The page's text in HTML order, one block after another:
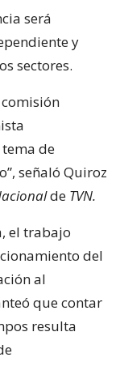
será
y
sectores.
de
señaló Quiroz
de TVN.
el trabajo
del
al
que contar
resulta